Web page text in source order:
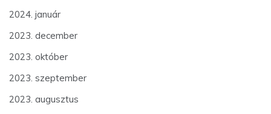
2024. január
2023. december
2023. október
2023. szeptember
2023. augusztus